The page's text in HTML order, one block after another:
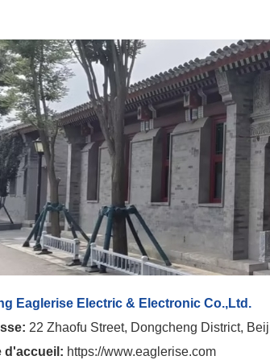
Eaglerise Electric & Electronic Co.,Ltd.
22 Zhaofu Street, Dongcheng District,
d'accueil: https://www.eaglerise.com